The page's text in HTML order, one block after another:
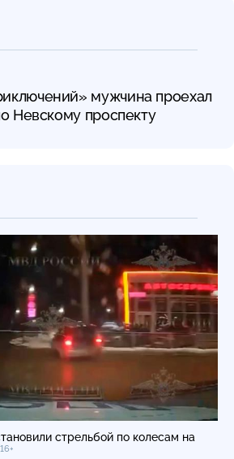
мужчина проехал
Невскому проспекту
стрельбой по колесам на
16+